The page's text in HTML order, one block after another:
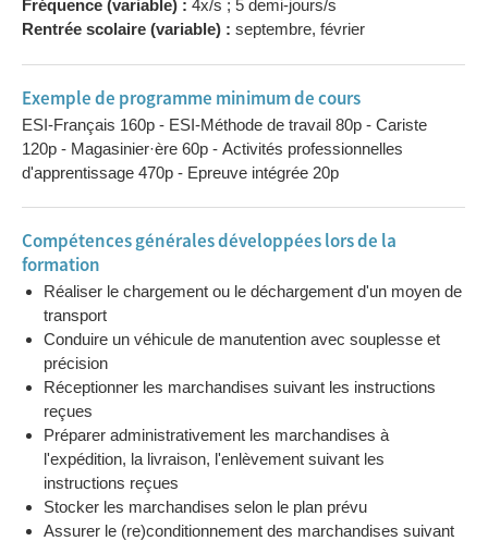
Fréquence (variable) :
4x/s ; 5 demi-jours/s
Rentrée scolaire (variable) :
septembre, février
Exemple de programme minimum de cours
ESI-Français 160p - ESI-Méthode de travail 80p - Cariste
120p - Magasinier·ère 60p - Activités professionnelles
d'apprentissage 470p - Epreuve intégrée 20p
Compétences générales développées lors de la
formation
Réaliser le chargement ou le déchargement d'un moyen de
transport
Conduire un véhicule de manutention avec souplesse et
précision
Réceptionner les marchandises suivant les instructions
reçues
Préparer administrativement les marchandises à
l'expédition, la livraison, l'enlèvement suivant les
instructions reçues
Stocker les marchandises selon le plan prévu
Assurer le (re)conditionnement des marchandises suivant